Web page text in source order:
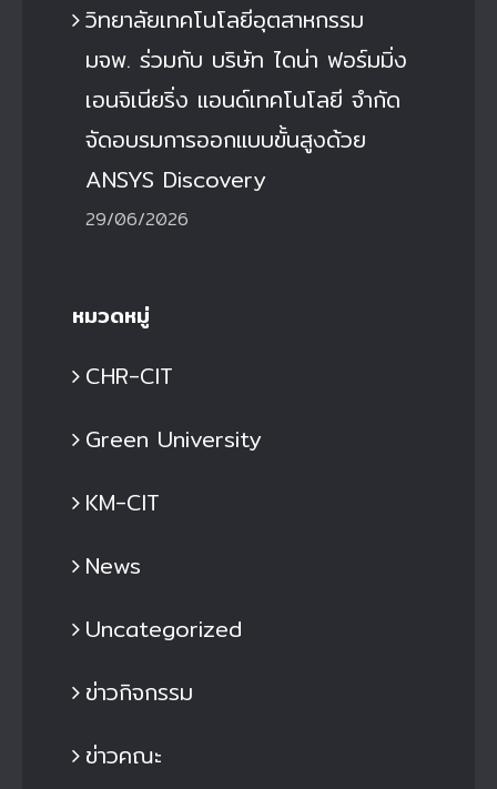
วิทยาลัยเทคโนโลยีอุตสาหกรรม
มจพ. ร่วมกับ บริษัท ไดน่า ฟอร์มมิ่ง
เอนจิเนียริ่ง แอนด์เทคโนโลยี จำกัด
จัดอบรมการออกแบบขั้นสูงด้วย
ANSYS Discovery
29/06/2026
หมวดหมู่
CHR-CIT
Green University
KM-CIT
News
Uncategorized
ข่าวกิจกรรม
ข่าวคณะ